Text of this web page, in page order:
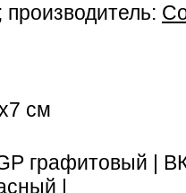
производитель:
см
графитовый |
|